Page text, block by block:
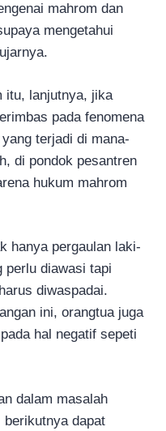
mahrom dan
mengetahui
itu, lanjutnya, jika
pada fenomena
terjadi di mana-
di pondok pesantren
hukum mahrom
hanya pergaulan laki-
perlu diawasi tapi
diwaspadai.
ini, orangtua juga
hal negatif sepeti
dalam masalah
berikutnya dapat